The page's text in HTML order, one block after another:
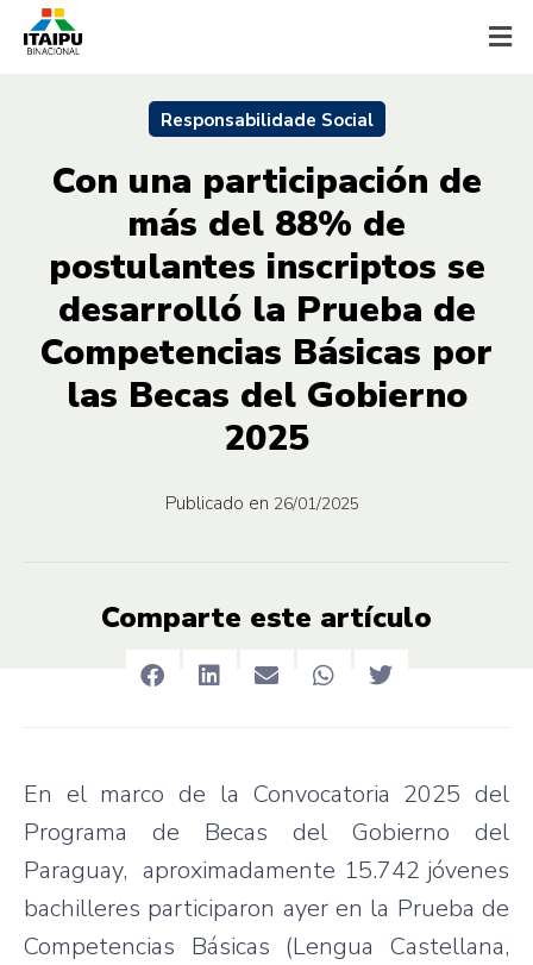
Responsabilidade Social
Con una participación de
más del 88% de
postulantes inscriptos se
desarrolló la Prueba de
Competencias Básicas por
las Becas del Gobierno
2025
Publicado en 26/01/2025
Comparte este artículo
En el marco de la Convocatoria 2025 del
Programa de Becas del Gobierno del
Paraguay, aproximadamente 15.742 jóvenes
bachilleres participaron ayer en la Prueba de
Competencias Básicas (Lengua Castellana,